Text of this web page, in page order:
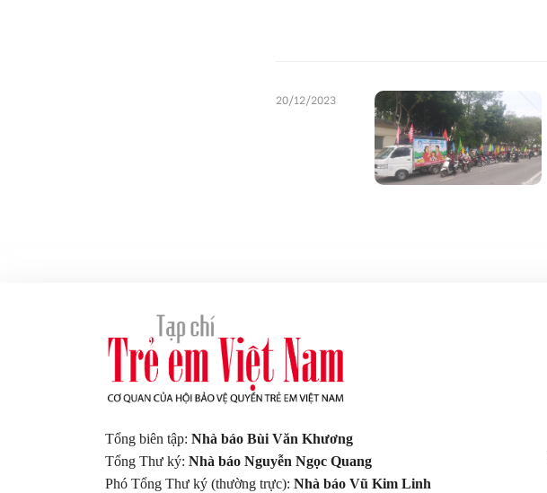
20/12/2023
Tổng biên tập: Nhà báo Bùi Văn Khương
Tổng Thư ký: Nhà báo Nguyễn Ngọc Quang
Phó Tổng Thư ký (thường trực): Nhà báo Vũ Kim Linh